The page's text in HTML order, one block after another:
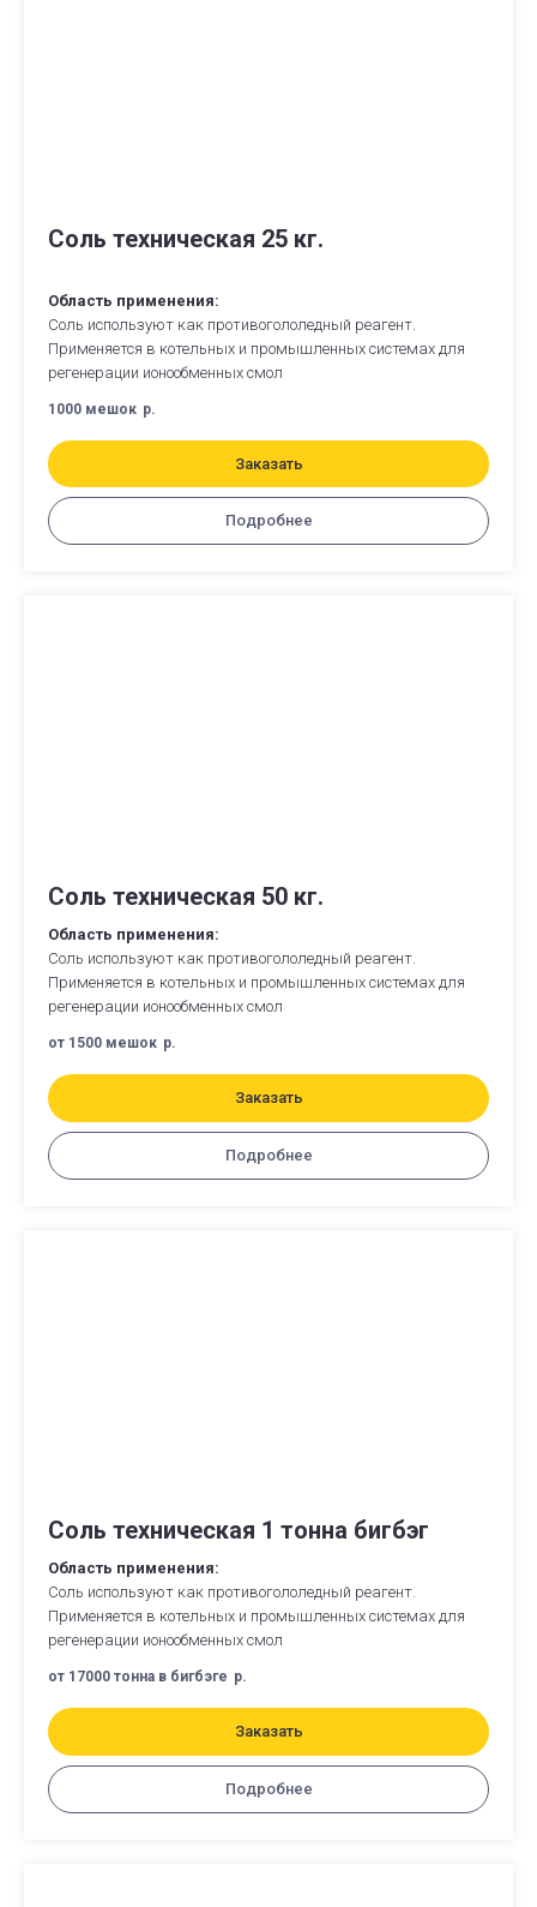
Соль техническая 25 кг.
Область применения:
Соль используют как противогололедный реагент.
Применяется в котельных и промышленных системах для
регенерации ионообменных смол
1000 мешок р.
Заказать
Подробнее
Соль техническая 50 кг.
Область применения:
Соль используют как противогололедный реагент.
Применяется в котельных и промышленных системах для
регенерации ионообменных смол
от 1500 мешок р.
Заказать
Подробнее
Соль техническая 1 тонна бигбэг
Область применения:
Соль используют как противогололедный реагент.
Применяется в котельных и промышленных системах для
регенерации ионообменных смол
от 17000 тонна в бигбэге р.
Заказать
Подробнее